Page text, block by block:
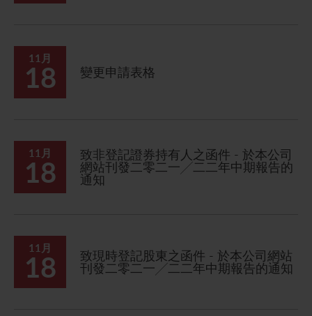
11月
18 變更申請表格
11月
18
致非登記證券持有人之函件 - 於本公司
網站刊發二零二一╱二二年中期報告的
通知
11月
18
致現時登記股東之函件 - 於本公司網站
刊發二零二一╱二二年中期報告的通知